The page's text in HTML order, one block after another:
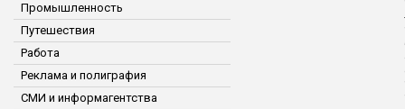
Промышленность
Путешествия
Работа
Реклама и полиграфия
СМИ и информагентства